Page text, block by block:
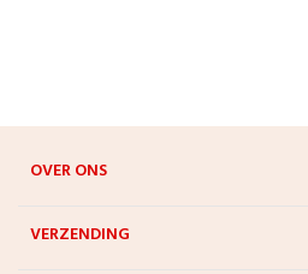
OVER ONS
VERZENDING